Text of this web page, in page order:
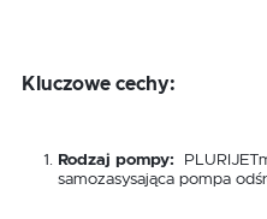
Kluczowe cechy:
Rodzaj pompy:
samozasysająca pompa